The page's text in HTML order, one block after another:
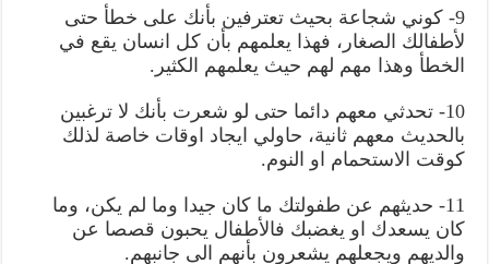
9- كوني شجاعة بحيث تعترفين بأنك على خطأ حتى
لأطفالك الصغار، فهذا يعلمهم بأن كل انسان يقع في
الخطأ وهذا مهم لهم حيث يعلمهم الكثير.
10- تحدثي معهم دائما حتى لو شعرت بأنك لا ترغبين
بالحديث معهم ثانية، حاولي ايجاد اوقات خاصة لذلك
كوقت الاستحمام او النوم.
11- حديثهم عن طفولتك ما كان جيدا وما لم يكن، وما
كان يسعدك او يغضبك فالأطفال يحبون قصصا عن
والديهم ويجعلهم يشعرون بأنهم الى جانبهم.